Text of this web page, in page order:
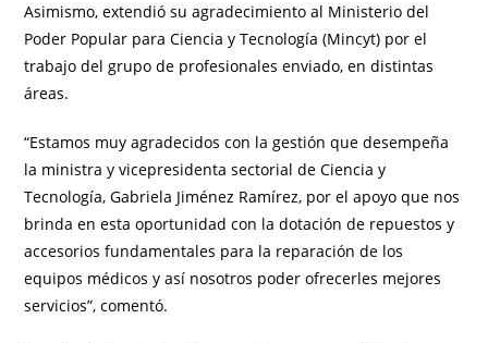
Asimismo, extendió su agradecimiento al Ministerio del
Poder Popular para Ciencia y Tecnología (Mincyt) por el
trabajo del grupo de profesionales enviado, en distintas
áreas.
“Estamos muy agradecidos con la gestión que desempeña
la ministra y vicepresidenta sectorial de Ciencia y
Tecnología, Gabriela Jiménez Ramírez, por el apoyo que nos
brinda en esta oportunidad con la dotación de repuestos y
accesorios fundamentales para la reparación de los
equipos médicos y así nosotros poder ofrecerles mejores
servicios”, comentó.